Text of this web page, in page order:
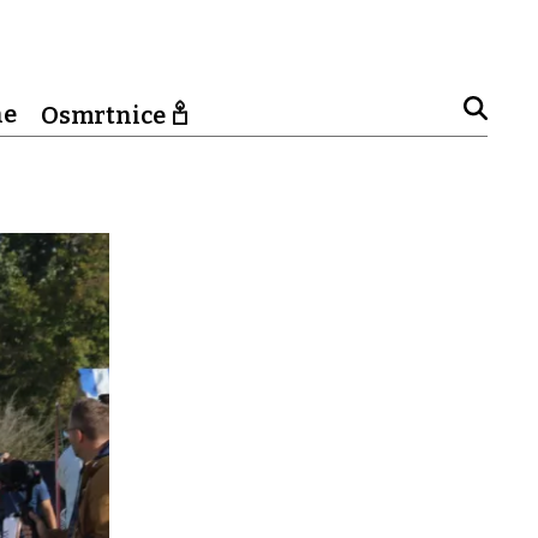
Osmrtnice